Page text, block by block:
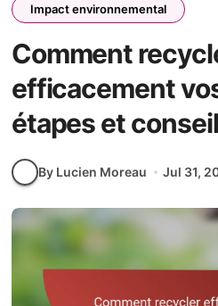
Impact environnemental
Comment
efficacement
étapes et
By Lucien Moreau Jul 31,